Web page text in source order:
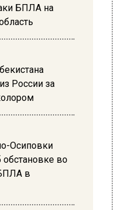
БПЛА на
России за
Осиповки
обстановке во
в